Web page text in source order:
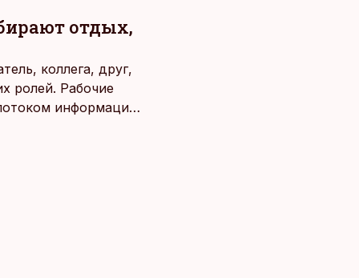
отдых,
коллега, друг,
ролей. Рабочие
информации,